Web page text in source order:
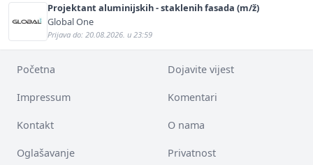
Projektant aluminijskih - staklenih fasada (m/ž)
Global One
Prijava do: 20.08.2026. u 23:59
Početna Dojavite vijest
Impressum Komentari
Kontakt O nama
Oglašavanje Privatnost